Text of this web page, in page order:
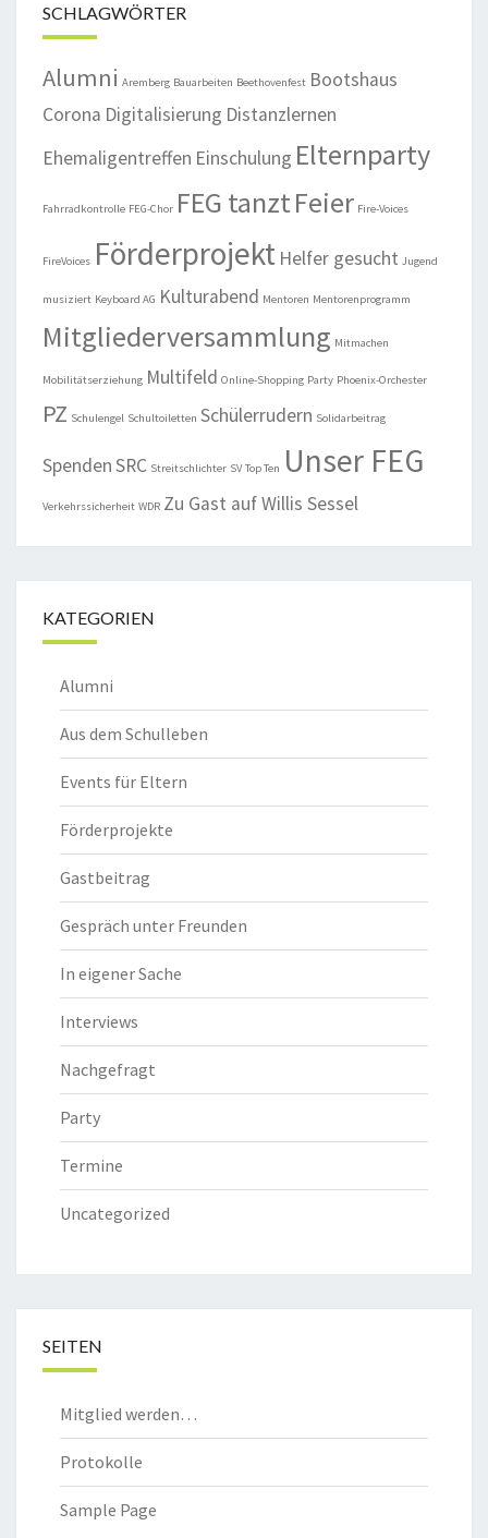
SCHLAGWÖRTER
Alumni Aremberg Bauarbeiten Beethovenfest Bootshaus
Corona Digitalisierung Distanzlernen
Ehemaligentreffen Einschulung Elternparty
Fahrradkontrolle FEG-Chor FEG tanztFeier Fire-Voices
FireVoices Förderprojekt Helfer gesucht Jugend
musiziert Keyboard AG Kulturabend Mentoren Mentorenprogramm
Mitgliederversammlung Mitmachen
Mobilitätserziehung Multifeld Online-Shopping Party Phoenix-Orchester
PZ Schulengel Schultoiletten Schülerrudern Solidarbeitrag
SpendenSRC Streitschlichter SV Top Ten Unser FEG
Verkehrssicherheit WDR Zu Gast auf Willis Sessel
KATEGORIEN
Alumni
Aus dem Schulleben
Events für Eltern
Förderprojekte
Gastbeitrag
Gespräch unter Freunden
In eigener Sache
Interviews
Nachgefragt
Party
Termine
Uncategorized
SEITEN
Mitglied werden…
Protokolle
Sample Page